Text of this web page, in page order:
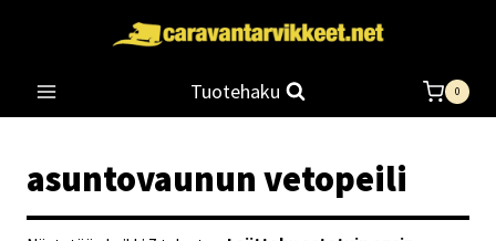
Tuotehaku 0
asuntovaunun vetopeili